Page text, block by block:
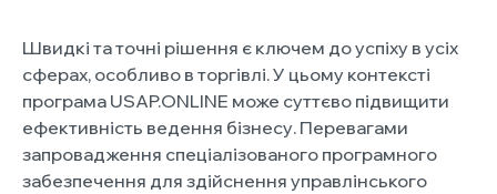
Швидкі та точні рішення є ключем до успіху в усіх
сферах, особливо в торгівлі. У цьому контексті
програма USAP.ONLINE може суттєво підвищити
ефективність ведення бізнесу. Перевагами
запровадження спеціалізованого програмного
забезпечення для здійснення управлінського